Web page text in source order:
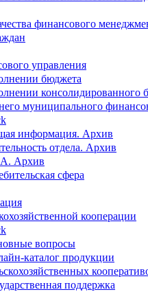
финансового
управления
бюджета
консолидированного
муниципального
информация. Архив
отдела. Архив
Архив
сфера
кооперации
вопросы
каталог продукции
поддержка